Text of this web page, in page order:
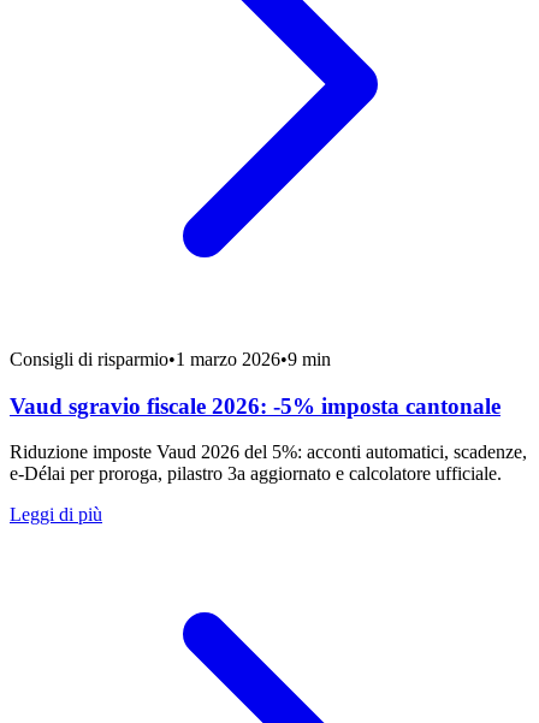
Consigli di risparmio•1 marzo 2026•9 min
Vaud sgravio fiscale 2026: -5% imposta cantonale
Riduzione imposte Vaud 2026 del 5%: acconti automatici, scadenze,
e-Délai per proroga, pilastro 3a aggiornato e calcolatore ufficiale.
Leggi di più